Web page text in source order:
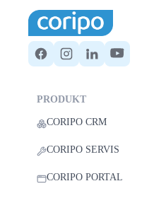
PRODUKT
CORIPO CRM
CORIPO SERVIS
CORIPO PORTAL